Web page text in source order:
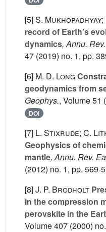
[5]S.
record of Earth’s
dynamics, Annu.
47 (2019) no. 1, pp.
[6] M. D. Long
geodynamics from
Geophys., Volume 51
DOI
[7] L. Stixrude; C.
Geophysics of
mantle, Annu. Rev.
(2012) no. 1, pp. 569-
[8]J. P. Brodholt
in the compression
perovskite in the
Volume 407 (2000)